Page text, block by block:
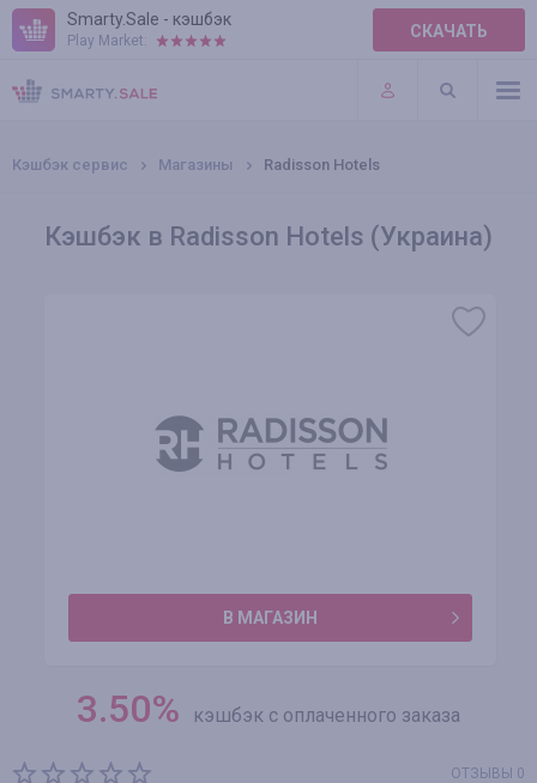
Smarty.Sale - кэшбэк
Play Market: СКАЧАТЬ
ПРАВИЛА
ПЛАГИНЫ
Кэшбэк сервис Магазины Radisson Hotels
Кэшбэк в Radisson Hotels (Украина)
В МАГАЗИН
3.50% кэшбэк с оплаченного заказа
ОТЗЫВЫ 0